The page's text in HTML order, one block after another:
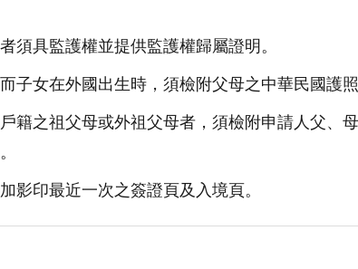
須具監護權並提供監護權歸屬證明。
子女在外國出生時，須檢附父母之中華民國護
籍之祖父母或外祖父母者，須檢附申請人父、
影印最近一次之簽證頁及入境頁。